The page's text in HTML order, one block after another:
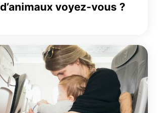
voyez-vous ?